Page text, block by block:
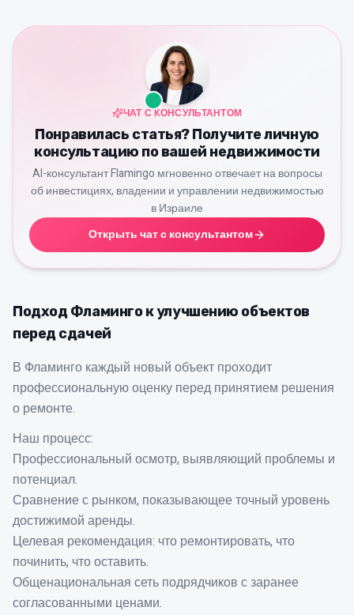
ЧАТ С КОНСУЛЬТАНТОМ
Понравилась статья? Получите личную
консультацию по вашей недвижимости
AI-консультант Flamingo мгновенно отвечает на вопросы
об инвестициях, владении и управлении недвижимостью
в Израиле
Открыть чат с консультантом
Подход Фламинго к улучшению объектов
перед сдачей
В Фламинго каждый новый объект проходит
профессиональную оценку перед принятием решения
о ремонте.
Наш процесс:
Профессиональный осмотр, выявляющий проблемы и
потенциал.
Сравнение с рынком, показывающее точный уровень
достижимой аренды.
Целевая рекомендация: что ремонтировать, что
починить, что оставить.
Общенациональная сеть подрядчиков с заранее
согласованными ценами.